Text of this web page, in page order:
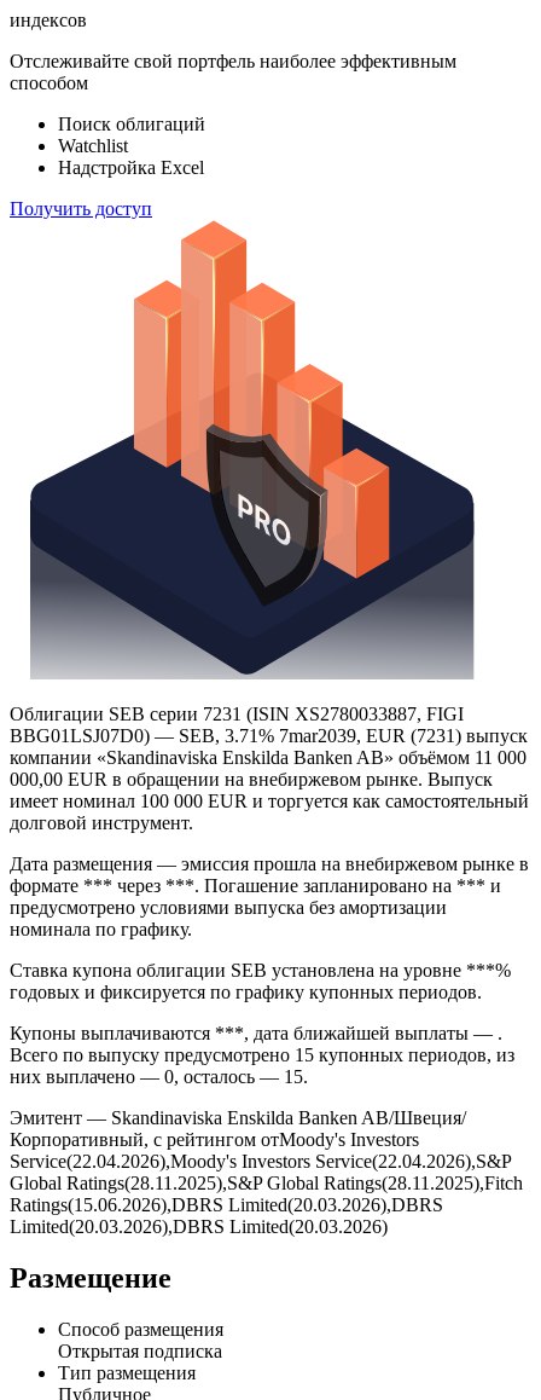
ETF & Funds
100 000
Отслеживайте свой портфель наиболее эффективным
способом
Поиск облигаций
Надстройка Excel
Получить доступ
Облигации SEB серии 7231 (ISIN XS2780033887, FIGI
BBG01LSJ07D0) — SEB, 3.71% 7mar2039, EUR (7231) выпуск
компании «Skandinaviska Enskilda Banken AB» объёмом 11 000
000,00 EUR в обращении на внебиржевом рынке. Выпуск
имеет номинал 100 000 EUR и торгуется как самостоятельный
долговой инструмент.
Дата размещения — эмиссия прошла на внебиржевом рынке в
формате *** через ***. Погашение запланировано на *** и
предусмотрено условиями выпуска без амортизации
Ставка купона облигации SEB установлена на уровне ***%
годовых и фиксируется по графику купонных периодов.
Купоны выплачиваются ***, дата ближайшей выплаты — .
Всего по выпуску предусмотрено 15 купонных периодов, из
них выплачено — 0, осталось — 15.
Эмитент — Skandinaviska Enskilda Banken AB/Швеция/
Корпоративный, с рейтингом отMoody's Investors
Service(22.04.2026),Moody's Investors Service(22.04.2026),S&P
Global Ratings(28.11.2025),S&P Global Ratings(28.11.2025),Fitch
Ratings(15.06.2026),DBRS Limited(20.03.2026),DBRS
Размещение